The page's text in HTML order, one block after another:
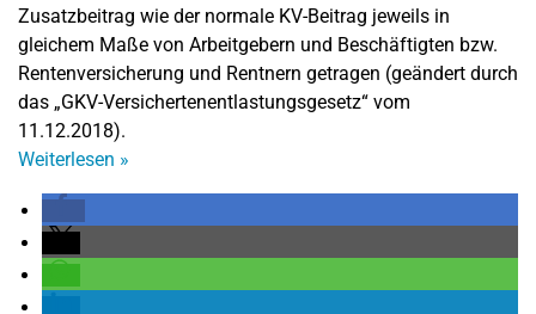
Zusatzbeitrag wie der normale KV-Beitrag jeweils in
gleichem Maße von Arbeitgebern und Beschäftigten bzw.
Rentenversicherung und Rentnern getragen (geändert durch
das „GKV-Versichertenentlastungsgesetz“ vom
11.12.2018).
Weiterlesen »